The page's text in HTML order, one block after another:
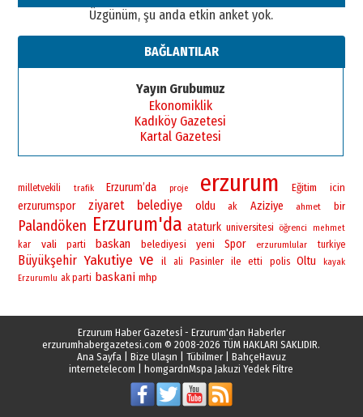
Üzgünüm, şu anda etkin anket yok.
BAĞLANTILAR
Yayın Grubumuz
Ekonomiklik
Kadıköy Gazetesi
Kartal Gazetesi
milletvekili trafik Erzurum’da proje erzurum Eğitim icin
erzurumspor ziyaret belediye oldu ak Aziziye ahmet bir
Palandöken Erzurum'da ataturk universitesi öğrenci mehmet
kar vali parti baskan belediyesi yeni Spor erzurumlular turkiye
Büyükşehir Yakutiye ve il ali Pasinler ile etti polis Oltu
kayak
Erzurumlu ak parti baskani mhp
Erzurum Haber Gazetesİ - Erzurum'dan Haberler
erzurumhabergazetesi.com © 2008-2026 TÜM HAKLARI SAKLIDIR.
Ana Sayfa| Bize Ulaşın Tübilmer| BahçeHavuz
internetelecom
homgardnMspa Jakuzi Yedek Filtre